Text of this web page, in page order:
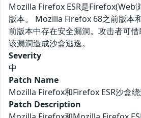
Mozilla Firefox ESR是Firefox(Web
版本。 Mozilla Firefox 68之前版本
前版本中存在安全漏洞。攻击者可
该漏洞造成沙盒逃逸。
Severity
中
Patch Name
Mozilla Firefox和Firefox ESR沙盒
Patch Description